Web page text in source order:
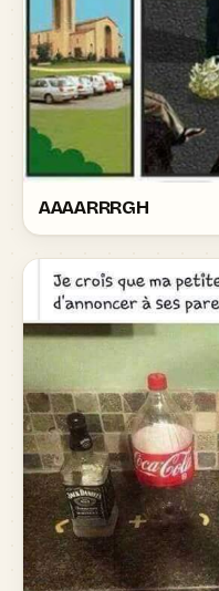
AAAARRRGH